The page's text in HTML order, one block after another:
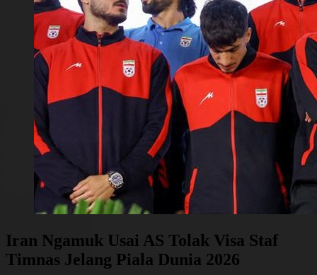
Iran Ngamuk Usai AS Tolak Visa Staf
Timnas Jelang Piala Dunia 2026